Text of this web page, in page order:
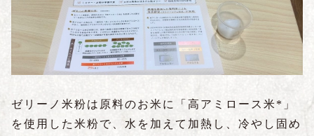
ゼリーノ米粉は原料のお米に「高アミロース米*」
を使用した米粉で、水を加えて加熱し、冷やし固め